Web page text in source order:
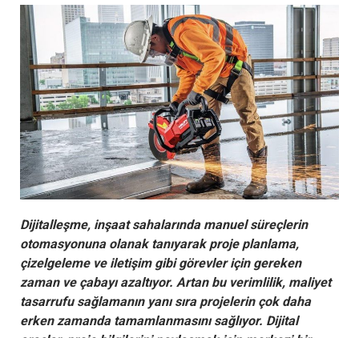
Dijitalleşme, inşaat sahalarında manuel süreçlerin
otomasyonuna olanak tanıyarak proje planlama,
çizelgeleme ve iletişim gibi görevler için gereken
zaman ve çabayı azaltıyor. Artan bu verimlilik, maliyet
tasarrufu sağlamanın yanı sıra projelerin çok daha
erken zamanda tamamlanmasını sağlıyor. Dijital